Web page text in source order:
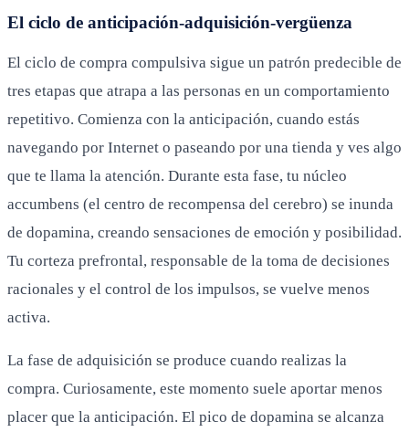
El ciclo de anticipación-adquisición-vergüenza
El ciclo de compra compulsiva sigue un patrón predecible de
tres etapas que atrapa a las personas en un comportamiento
repetitivo. Comienza con la anticipación, cuando estás
navegando por Internet o paseando por una tienda y ves algo
que te llama la atención. Durante esta fase, tu núcleo
accumbens (el centro de recompensa del cerebro) se inunda
de dopamina, creando sensaciones de emoción y posibilidad.
Tu corteza prefrontal, responsable de la toma de decisiones
racionales y el control de los impulsos, se vuelve menos
activa.
La fase de adquisición se produce cuando realizas la
compra. Curiosamente, este momento suele aportar menos
placer que la anticipación. El pico de dopamina se alcanza